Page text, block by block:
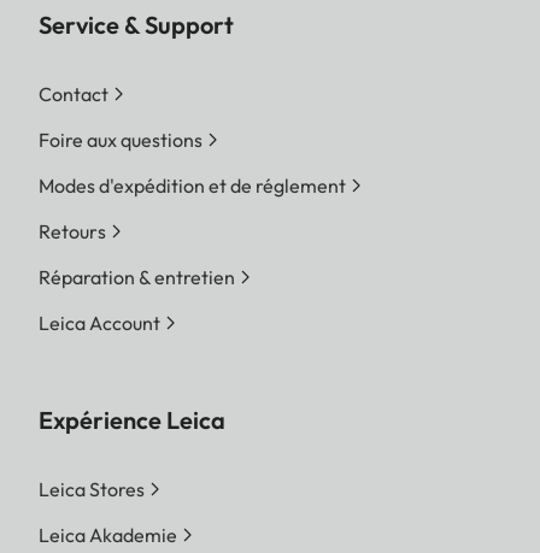
Service & Support
Contact
Foire aux questions
Modes d'expédition et de réglement
Retours
Réparation & entretien
Leica Account
Expérience Leica
Leica Stores
Leica Akademie